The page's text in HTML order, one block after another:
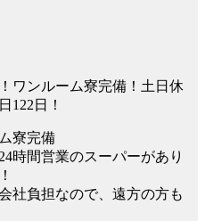
ワンルーム寮完備！土日休
122日！
寮完備
時間営業のスーパーがあり
社負担なので、遠方の方も